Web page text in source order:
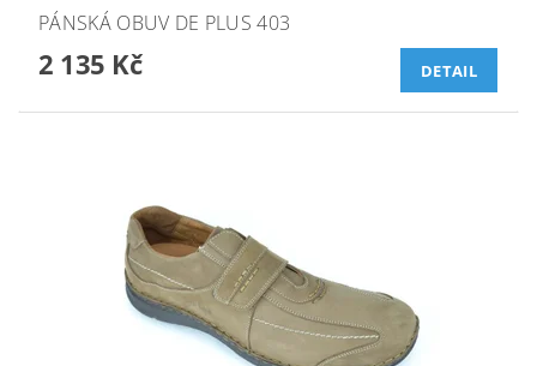
PÁNSKÁ OBUV DE PLUS 403
2 135 Kč DETAIL